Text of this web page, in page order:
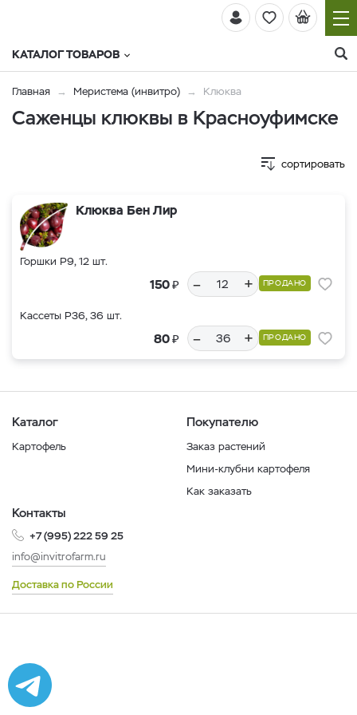
КАТАЛОГ ТОВАРОВ
Главная Меристема (инвитро) Клюква
Саженцы клюквы в Красноуфимске
сортировать
Клюква Бен Лир
Горшки Р9, 12 шт.
150₽ – + ПРОДАНО
Кассеты Р36, 36 шт.
80₽ – + ПРОДАНО
Каталог
Картофель
Покупателю
Заказ растений
Мини-клубни картофеля
Как заказать
Контакты
+7 (995) 222 59 25
info@invitrofarm.ru
Доставка по России